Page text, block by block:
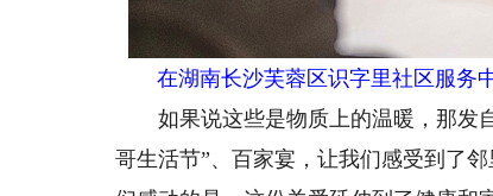
在湖南长沙芙蓉区识字里社区服务
如果说这些是物质上的温暖，那发自
哥生活节”、百家宴，让我们感受到了